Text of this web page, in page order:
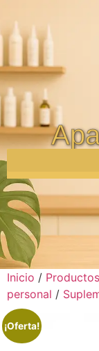
Inicio / Productos
personal /
¡Oferta!